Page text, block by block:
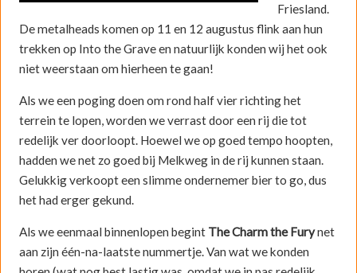
Friesland.
De metalheads komen op 11 en 12 augustus flink aan hun
trekken op Into the Grave en natuurlijk konden wij het ook
niet weerstaan om hierheen te gaan!
Als we een poging doen om rond half vier richting het
terrein te lopen, worden we verrast door een rij die tot
redelijk ver doorloopt. Hoewel we op goed tempo hoopten,
hadden we net zo goed bij Melkweg in de rij kunnen staan.
Gelukkig verkoopt een slimme ondernemer bier to go, dus
het had erger gekund.
Als we eenmaal binnenlopen begint The Charm the Furynet
aan zijn één-na-laatste nummertje. Van wat we konden